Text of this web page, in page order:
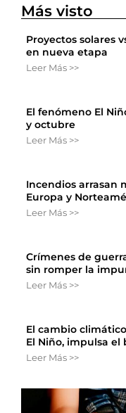
Más visto
Proyectos solares
en nueva etapa
Leer Más >>
El fenómeno El
y octubre
Leer Más >>
Incendios arrasan
Europa y
Leer Más >>
Crímenes de
sin romper la
Leer Más >>
El cambio
El Niño, impulsa
Leer Más >>